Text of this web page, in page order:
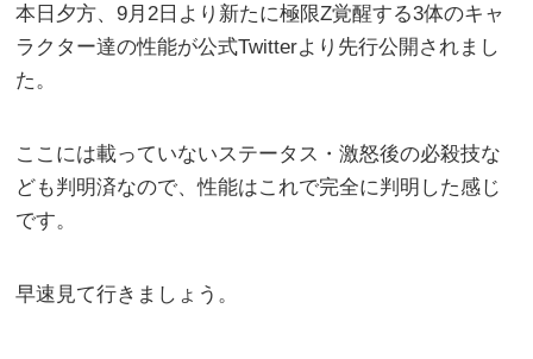
本日夕方、9月2日より新たに極限Z覚醒する3体のキャ
ラクター達の性能が公式Twitterより先行公開されまし
た。
ここには載っていないステータス・激怒後の必殺技な
ども判明済なので、性能はこれで完全に判明した感じ
です。
早速見て行きましょう。